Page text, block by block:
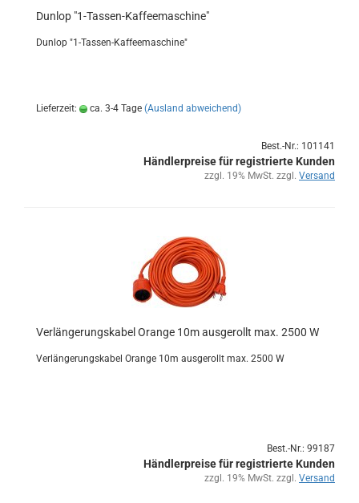
Dun­lop "1-​Tassen-​Kaffeemaschine"
Dun­lop "1-​Tassen-Kaffeemaschine"
Lieferzeit: ca. 3-4 Tage (Ausland abweichend)
Best.-Nr.: 101141
Händlerpreise für registrierte Kunden
zzgl. 19% MwSt. zzgl. Versand
Ver­län­ge­rungs­ka­bel Oran­ge 10m aus­ge­rollt max. 2500 W
Ver­län­ge­rungs­ka­bel Oran­ge 10m aus­ge­rollt max. 2500 W
Best.-Nr.: 99187
Händlerpreise für registrierte Kunden
zzgl. 19% MwSt. zzgl. Versand